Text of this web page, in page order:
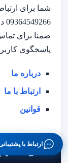
شما برای
پاسخگوی
درباره ما
ارتباط با ما
قوانین
ما کی
ارتباط با